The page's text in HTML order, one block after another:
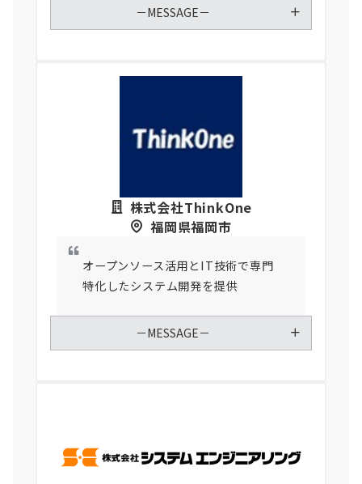
－MESSAGE－
株式会社ThinkOne
福岡県福岡市
オープンソース活用とIT技術で専門
特化したシステム開発を提供
－MESSAGE－